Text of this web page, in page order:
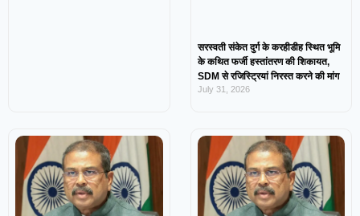
सरस्वती संकेत दुर्ग के करहीडीह स्थित भूमि
के कथित फर्जी हस्तांतरण की शिकायत,
SDM से रजिस्ट्रियां निरस्त करने की मांग
July 31, 2026